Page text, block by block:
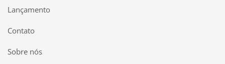
Lançamento
Contato
Sobre nós